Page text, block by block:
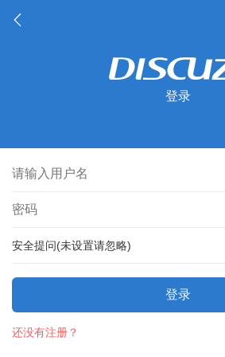
登录
安全提问(未设置请忽略)
登录
还没有注册？